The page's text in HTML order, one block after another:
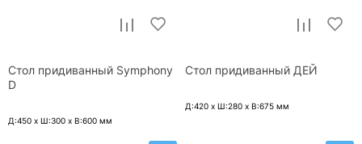
Стол придиванный Symphony
D
Д:450 x Ш:300 x В:600 мм
Стол придиванный ДЕЙ
Д:420 x Ш:280 x В:675 мм